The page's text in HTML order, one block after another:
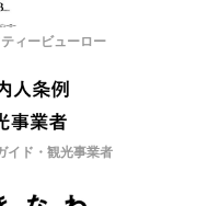
ィービューロー
イド・観光事業者